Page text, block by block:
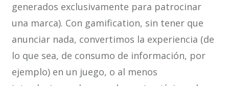
generados exclusivamente para patrocinar
una marca). Con gamification, sin tener que
anunciar nada, convertimos la experiencia (de
lo que sea, de consumo de información, por
ejemplo) en un juego, o al menos